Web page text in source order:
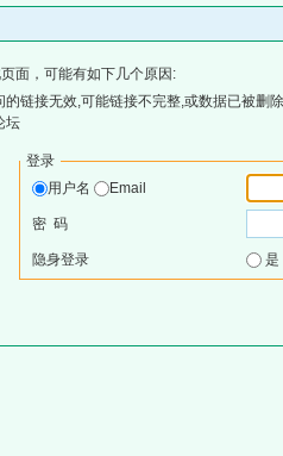
面，可能有如下几个原因:
链接无效,可能链接不完整,或数据已被删
坛
登录
用户名
Email
密 码
隐身登录